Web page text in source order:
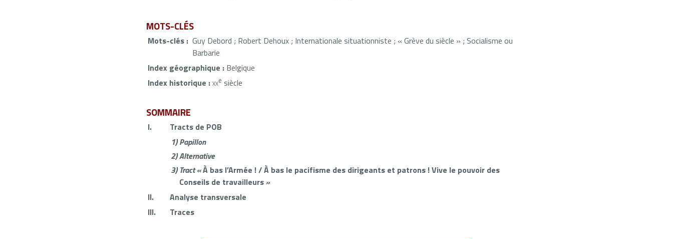
MOTS-CLÉS
Mots-clés : Guy Debord ; Robert Dehoux ; Internationale situationniste ; « Grève du siècle » ; Socialisme ou
Barbarie
Index géographique : Belgique
Index historique :xxe siècle
SOMMAIRE
I.
Tracts de POB
1) Papillon
2)Alternative
3) Tract «À bas l’Armée ! / À bas le pacifisme des dirigeants et patrons ! Vive le pouvoir des
Conseils de travailleurs»
II.
Analyse transversale
III.
Traces